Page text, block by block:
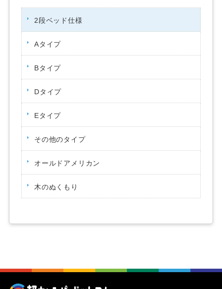
2段ベッド仕様
Aタイプ
Bタイプ
Dタイプ
Eタイプ
その他のタイプ
オールドアメリカン
木のぬくもり